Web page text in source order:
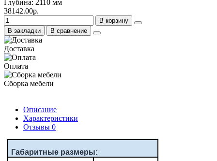
Глубина: 2110 мм
38142.00р.
В корзину
В закладки
В сравнение
Доставка
Оплата
Сборка мебели
Описание
Характеристики
Отзывы 0
Габаритные размеры: